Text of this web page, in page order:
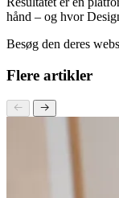
hånd – og hvor
Besøg den deres
Flere artikler